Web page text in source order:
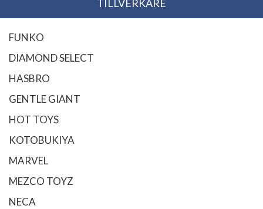
TILLVERKARE
FUNKO
DIAMOND SELECT
HASBRO
GENTLE GIANT
HOT TOYS
KOTOBUKIYA
MARVEL
MEZCO TOYZ
NECA